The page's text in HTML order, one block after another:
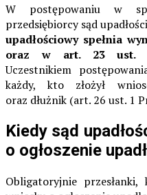
W postępowaniu w
przedsiębiorcy sąd
upadłościowy spełnia
oraz w art. 23 ust. 1
Uczestnikiem
każdy, kto złożył
oraz dłużnik (art. 26 ust. 1
Kiedy sąd
o ogłoszenie
Obligatoryjnie